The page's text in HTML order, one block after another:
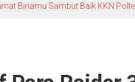
Binamu Sambut Baik KKN